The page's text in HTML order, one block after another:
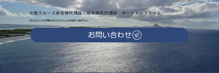
小型クルーズ会社総代理店・日本地区代理店 オーシャンドリーム
気になることやご不明な点がございましたらお気軽にご連絡下さい。
お問い合わせ